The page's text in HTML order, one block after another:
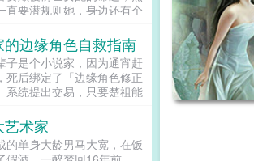
直要潜规则她，身边还有个
的边缘角色自救指南
子是个小说家，因为通宵赶
死后绑定了「边缘角色修正
系统提出交易，只要楚祖能
能重获新生。楚祖改人设是
长了！第一本读者A你可以
智，但你最好不要做梦觉得
艺术家
的单身大龄男马大宽，在饭